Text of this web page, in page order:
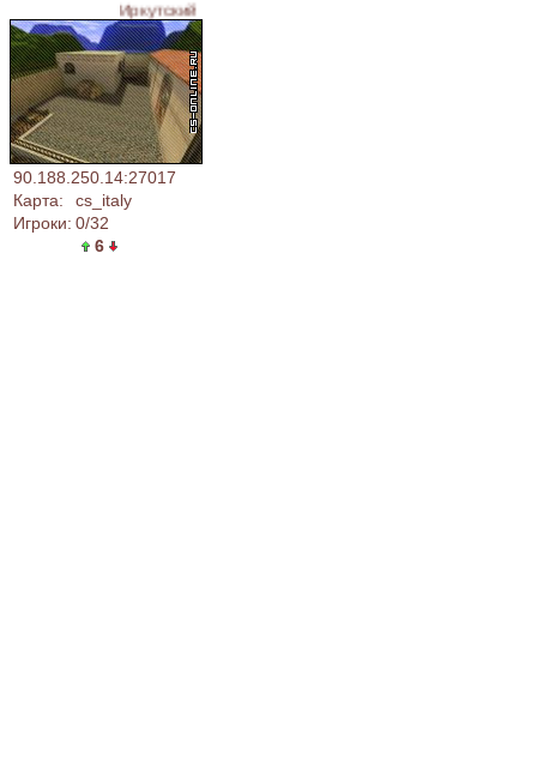
Иркутский CSDM - ВЛАСТЬ НАРОДУ
90.188.250.14:27017
Карта:
cs_italy
Игроки: 0/32
6